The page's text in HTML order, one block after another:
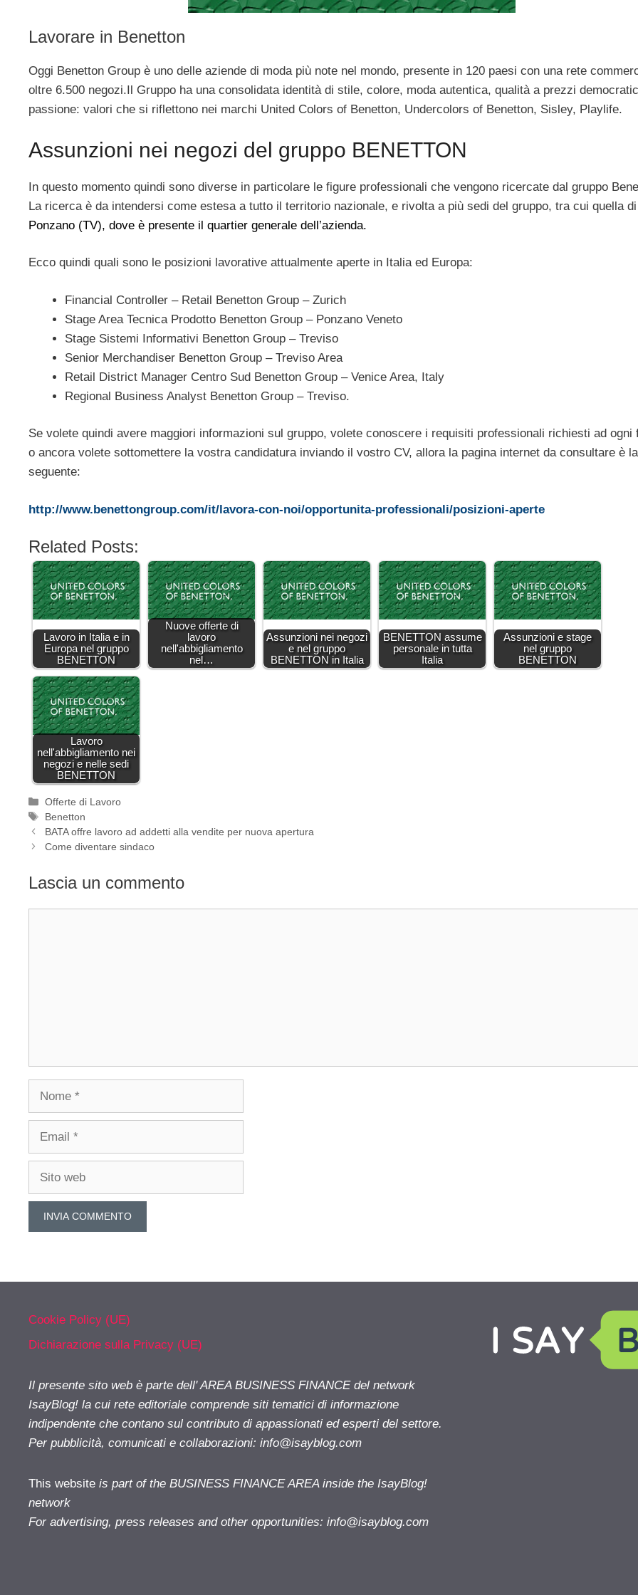
Lavorare in Benetton
Oggi Benetton Group è uno delle aziende di moda più note nel mondo, presente in 120 paesi con una rete
oltre 6.500 negozi.Il Gruppo ha una consolidata identità di stile, colore, moda autentica, qualità a prezzi
passione: valori che si riflettono nei marchi United Colors of Benetton, Undercolors of Benetton, Sisley, Playlife.
Assunzioni nei negozi del gruppo BENETTON
In questo momento quindi sono diverse in particolare le figure professionali che vengono ricercate dal gruppo
La ricerca è da intendersi come estesa a tutto il territorio nazionale, e rivolta a più sedi del gruppo, tra cui quella di
Ponzano (TV), dove è presente il quartier generale dell’azienda.
Ecco quindi quali sono le posizioni lavorative attualmente aperte in Italia ed Europa:
Financial Controller – Retail Benetton Group – Zurich
Stage Area Tecnica Prodotto Benetton Group – Ponzano Veneto
Stage Sistemi Informativi Benetton Group – Treviso
Senior Merchandiser Benetton Group – Treviso Area
Retail District Manager Centro Sud Benetton Group – Venice Area, Italy
Regional Business Analyst Benetton Group – Treviso.
Se volete quindi avere maggiori informazioni sul gruppo, volete conoscere i requisiti professionali richiesti ad ogni
o ancora volete sottomettere la vostra candidatura inviando il vostro CV, allora la pagina internet da consultare è la
seguente:
http://www.benettongroup.com/it/lavora-con-noi/opportunita-professionali/posizioni-aperte
Related Posts:
Lavoro in Italia e in
Europa nel gruppo
BENETTON
Nuove offerte di
lavoro
nell'abbigliamento
nel…
Assunzioni nei negozi
e nel gruppo
BENETTON in Italia
BENETTON assume
personale in tutta
Italia
Assunzioni e stage
nel gruppo
BENETTON
Lavoro
nell'abbigliamento nei
negozi e nelle sedi
BENETTON
Categorie
Offerte di Lavoro
Tag
Benetton
BATA offre lavoro ad addetti alla vendite per nuova apertura
Come diventare sindaco
Lascia un commento
Cookie Policy (UE)
Dichiarazione sulla Privacy (UE)
Il presente sito web è parte dell' AREA BUSINESS FINANCE del network
IsayBlog! la cui rete editoriale comprende siti tematici di informazione
indipendente che contano sul contributo di appassionati ed esperti del settore.
Per pubblicità, comunicati e collaborazioni: info@isayblog.com
This website is part of the BUSINESS FINANCE AREA inside the IsayBlog!
network
For advertising, press releases and other opportunities: info@isayblog.com